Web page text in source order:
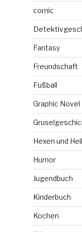
comic
Fantasy
Freundschaft
Fußball
Graphic Novel
Hexen und
Humor
Jugendbuch
Kinderbuch
Kochen